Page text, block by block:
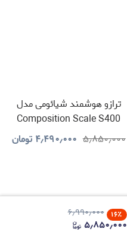
۱۶٪ ۶٫۹۹۰٫۰۰۰
۵٫۸۵۰٫۰۰۰
ترازو هوشمند شیائومی مدل
Composition Scale S400
۵٫۸۵۰٫۰۰۰ ۴٫۴۹۰٫۰۰۰ تومان